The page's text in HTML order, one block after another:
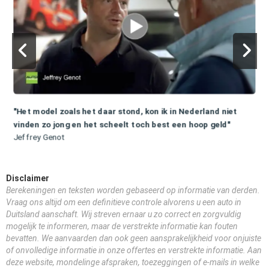
"Het model zoals het daar stond, kon ik in Nederland niet
vinden zo jong en het scheelt toch best een hoop geld"
Jeffrey Genot
Disclaimer
Berekeningen en teksten worden gebaseerd op informatie van derden.
Vraag ons altijd om een definitieve controle alvorens u een auto in
Duitsland aanschaft. Wij streven ernaar u zo correct en zorgvuldig
mogelijk te informeren, maar de verstrekte informatie kan fouten
bevatten. We aanvaarden dan ook geen aansprakelijkheid voor onjuiste
of onvolledige informatie in onze offertes en verstrekte informatie. Aan
deze website, mondelinge afspraken, toezeggingen of e-mails in welke